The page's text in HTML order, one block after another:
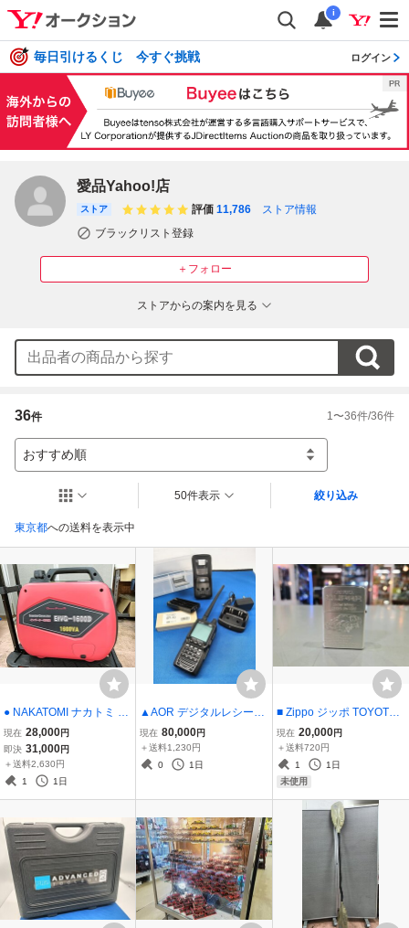
i
毎日引けるくじ 今すぐ挑戦 ログイン
愛品Yahoo!店
＋フォロー
ストア 評価 11,786
ストア情報
ブラックリスト登録
ストアからの案内を見る
36件 1 〜36件/36件
おすすめ順
東京都への送料を表示中
50件表示 絞り込み
● NAKATOMI ナカトミ イ
ンバーター発電機 EIVG-
1600D 極美品 1600VA ●
現在 28,000円
即決 31,000円
＋送料2,630円
1
1日
▲AOR デジタルレシーバ
ー AR-DV10 ハンディ受
信機 簡易クリーニング・
電源チェック済▲
現在 80,000円
＋送料1,230円
0
1日
■ Zippo ジッポ TOYOTA 7
0スープラ1999年 No.012
5/限定1000個 未使用品 ■
現在 20,000円
＋送料720円
1
1日
未使用